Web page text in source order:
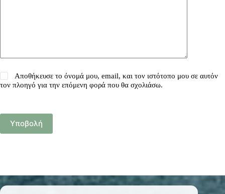
Αποθήκευσε το όνομά μου, email, και τον ιστότοπο μου σε αυτόν
τον πλοηγό για την επόμενη φορά που θα σχολιάσω.
Υποβολή